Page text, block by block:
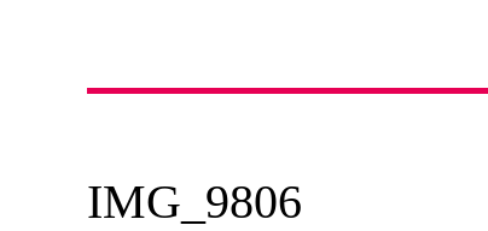
IMG_9806